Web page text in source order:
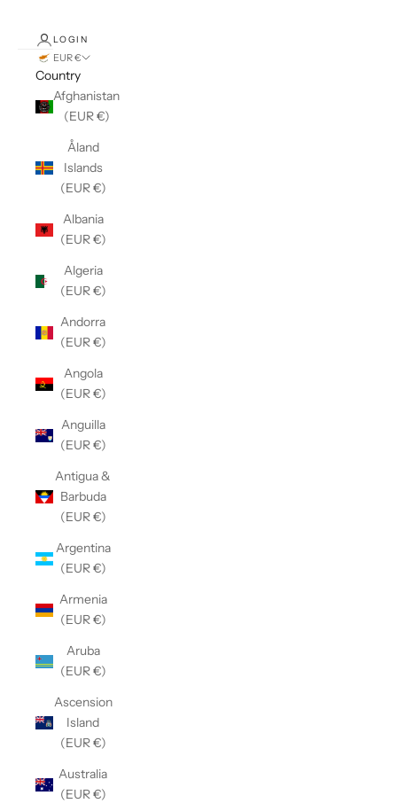
LOGIN
EUR €
Country
Afghanistan
(EUR €)
Åland
Islands
(EUR €)
Albania
(EUR €)
Algeria
(EUR €)
Andorra
(EUR €)
Angola
(EUR €)
Anguilla
(EUR €)
Antigua &
Barbuda
(EUR €)
Argentina
(EUR €)
Armenia
(EUR €)
Aruba
(EUR €)
Ascension
Island
(EUR €)
Australia
(EUR €)